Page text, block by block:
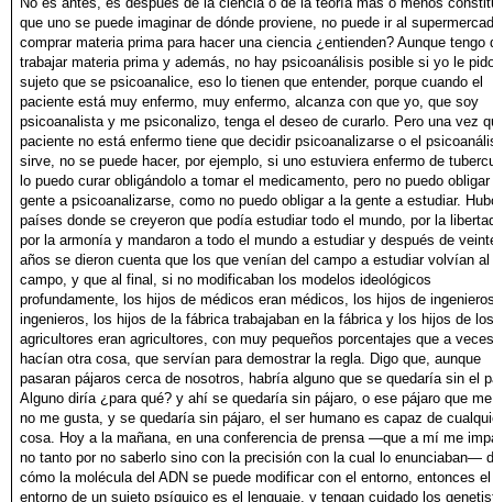
que uno se puede imaginar de dónde proviene, no puede ir al
comprar materia prima para hacer una ciencia ¿entienden? Aunque tengo
trabajar materia prima y además, no hay psicoanálisis posible si yo le
sujeto que se psicoanalice, eso lo tienen que entender, porque cuando el
paciente está muy enfermo, muy enfermo, alcanza con que yo, que soy
psicoanalista y me psiconalizo, tenga el deseo de curarlo. Pero una vez
paciente no está enfermo tiene que decidir psicoanalizarse o el
sirve, no se puede hacer, por ejemplo, si uno estuviera enfermo de
lo puedo curar obligándolo a tomar el medicamento, pero no puedo
gente a psicoanalizarse, como no puedo obligar a la gente a estudiar.
países donde se creyeron que podía estudiar todo el mundo, por la
por la armonía y mandaron a todo el mundo a estudiar y después de
años se dieron cuenta que los que venían del campo a estudiar volvían al
campo, y que al final, si no modificaban los modelos ideológicos
profundamente, los hijos de médicos eran médicos, los hijos de
ingenieros, los hijos de la fábrica trabajaban en la fábrica y los hijos de los
agricultores eran agricultores, con muy pequeños porcentajes que a veces
hacían otra cosa, que servían para demostrar la regla. Digo que, aunque
pasaran pájaros cerca de nosotros, habría alguno que se quedaría sin el
Alguno diría ¿para qué? y ahí se quedaría sin pájaro, o ese pájaro que
no me gusta, y se quedaría sin pájaro, el ser humano es capaz de
cosa. Hoy a la mañana, en una conferencia de prensa —que a mí me
no tanto por no saberlo sino con la precisión con la cual lo enunciaban—
cómo la molécula del ADN se puede modificar con el entorno, entonces el
entorno de un sujeto psíquico es el lenguaje, y tengan cuidado los